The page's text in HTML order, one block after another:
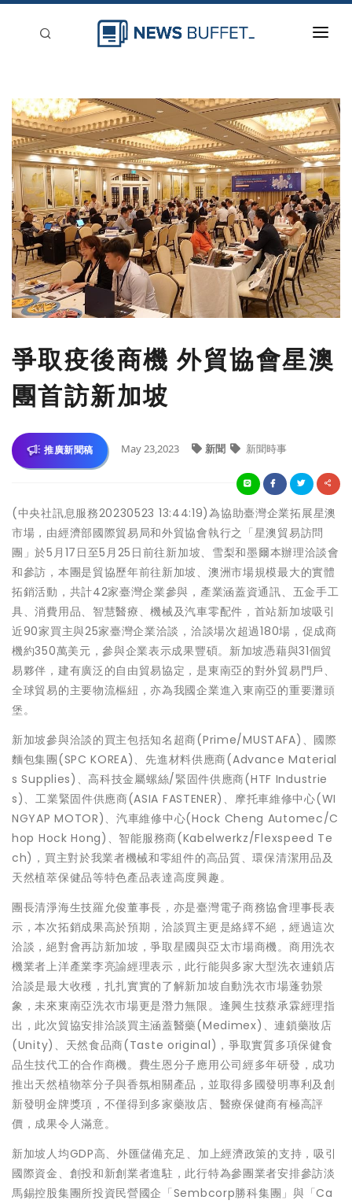
新聞稿分類
登入
刊登
爭取疫後商機 外貿協會星澳
團首訪新加坡
推廣新聞稿 May 23,2023 新聞 新聞時事
(中央社訊息服務20230523 13:44:19)為協助臺灣企業拓展星澳
市場，由經濟部國際貿易局和外貿協會執行之「星澳貿易訪問
團」於5月17日至5月25日前往新加坡、雪梨和墨爾本辦理洽談會
和參訪，本團是貿協歷年前往新加坡、澳洲市場規模最大的實體
拓銷活動，共計42家臺灣企業參與，產業涵蓋資通訊、五金手工
具、消費用品、智慧醫療、機械及汽車零配件，首站新加坡吸引
近90家買主與25家臺灣企業洽談，洽談場次超過180場，促成商
機約350萬美元，參與企業表示成果豐碩。新加坡憑藉與31個貿
易夥伴，建有廣泛的自由貿易協定，是東南亞的對外貿易門戶、
全球貿易的主要物流樞紐，亦為我國企業進入東南亞的重要灘頭
堡。
新加坡參與洽談的買主包括知名超商(Prime/MUSTAFA)、國際
麵包集團(SPC KOREA)、先進材料供應商(Advance Material
s Supplies)、高科技金屬螺絲/緊固件供應商(HTF Industrie
s)、工業緊固件供應商(ASIA FASTENER)、摩托車維修中心(WI
NGYAP MOTOR)、汽車維修中心(Hock Cheng Automec/C
hop Hock Hong)、智能服務商(Kabelwerkz/Flexspeed Te
ch)，買主對於我業者機械和零組件的高品質、環保清潔用品及
天然植萃保健品等特色產品表達高度興趣。
團長清淨海生技羅允俊董事長，亦是臺灣電子商務協會理事長表
示，本次拓銷成果高於預期，洽談買主更是絡繹不絕，經過這次
洽談，絕對會再訪新加坡，爭取星國與亞太市場商機。商用洗衣
機業者上洋產業李亮諭經理表示，此行能與多家大型洗衣連鎖店
洽談是最大收穫，扎扎實實的了解新加坡自動洗衣市場蓬勃景
象，未來東南亞洗衣市場更是潛力無限。逢興生技蔡承霖經理指
出，此次貿協安排洽談買主涵蓋醫藥(Medimex)、連鎖藥妝店
(Unity)、天然食品商(Taste original)，爭取實質多項保健食
品生技代工的合作商機。費生恩分子應用公司經多年研發，成功
推出天然植物萃分子與香氛相關產品，並取得多國發明專利及創
新發明金牌獎項，不僅得到多家藥妝店、醫療保健商有極高評
價，成果令人滿意。
新加坡人均GDP高、外匯儲備充足、加上經濟政策的支持，吸引
國際資金、創投和新創業者進駐，此行特為參團業者安排參訪淡
馬錫控股集團所投資民營國企「Sembcorp勝科集團」與「Ca